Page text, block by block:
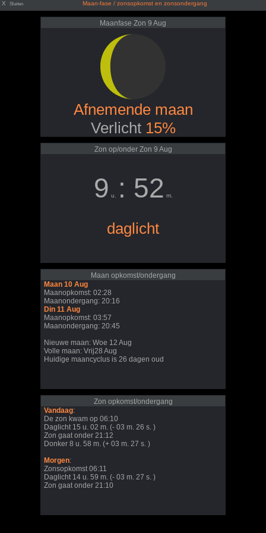
X Sluiten Maan-fase / zonsopkomst en zonsondergang
Maanfase Zon 9 Aug
Afnemende maan
Verlicht 15%
Zon op/onder Zon 9 Aug
9 u. : 52 m.
daglicht
Maan opkomst/ondergang
Maan 10 Aug
Maanopkomst: 02:28
Maanondergang: 20:16
Din 11 Aug
Maanopkomst: 03:57
Maanondergang: 20:45
Nieuwe maan: Woe 12 Aug
Volle maan: Vrij28 Aug
Huidige maancyclus is 26 dagen oud
Zon opkomst/ondergang
Vandaag:
De zon kwam op 06:10
Daglicht 15 u. 02 m. (- 03 m. 26 s. )
Zon gaat onder 21:12
Donker 8 u. 58 m. (+ 03 m. 27 s. )
Morgen:
Zonsopkomst 06:11
Daglicht 14 u. 59 m. (- 03 m. 27 s. )
Zon gaat onder 21:10